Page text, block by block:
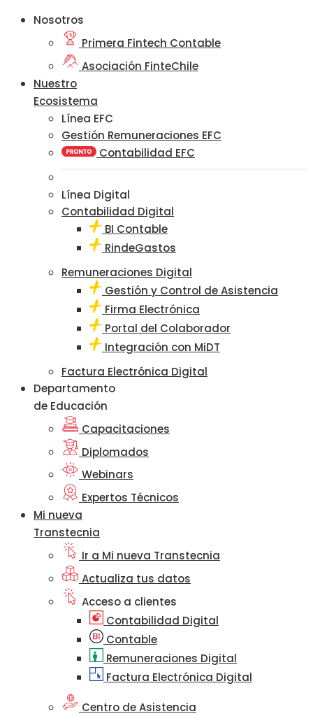
Nosotros
Primera Fintech Contable
Asociación FinteChile
Nuestro
Ecosistema
Línea EFC
Gestión Remuneraciones EFC
Contabilidad EFC
Línea Digital
Contabilidad Digital
BI Contable
RindeGastos
Remuneraciones Digital
Gestión y Control de Asistencia
Firma Electrónica
Portal del Colaborador
Integración con MiDT
Factura Electrónica Digital
Departamento
de Educación
Capacitaciones
Diplomados
Webinars
Expertos Técnicos
Mi nueva
Transtecnia
Ir a Mi nueva Transtecnia
Actualiza tus datos
Acceso a clientes
Contabilidad Digital
Contable
Remuneraciones Digital
Factura Electrónica Digital
Centro de Asistencia